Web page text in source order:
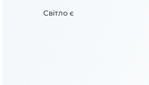
Світло є